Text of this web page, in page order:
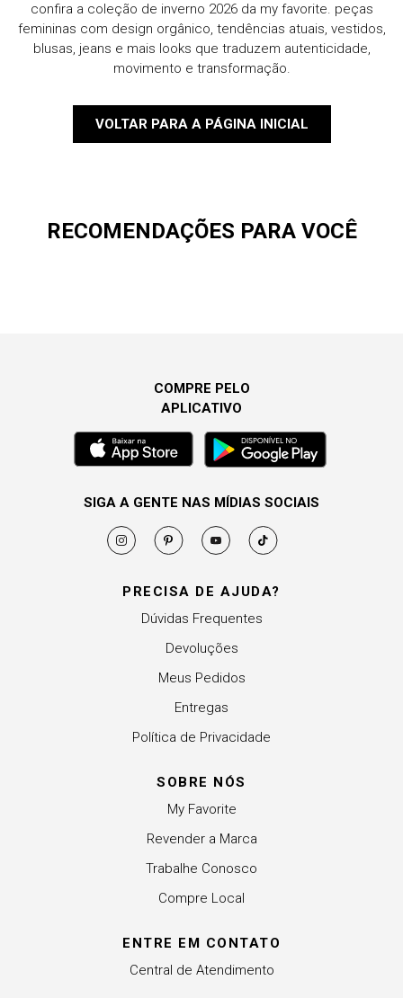
confira a coleção de inverno 2026 da my favorite. peças
femininas com design orgânico, tendências atuais, vestidos,
blusas, jeans e mais looks que traduzem autenticidade,
movimento e transformação.
VOLTAR PARA A PÁGINA INICIAL
RECOMENDAÇÕES PARA VOCÊ
PRECISA DE AJUDA?
Dúvidas Frequentes
Devoluções
Meus Pedidos
Entregas
Política de Privacidade
SOBRE NÓS
My Favorite
Revender a Marca
Trabalhe Conosco
Compre Local
ENTRE EM CONTATO
Central de Atendimento
COMPRE PELO
APLICATIVO
SIGA A GENTE NAS MÍDIAS SOCIAIS